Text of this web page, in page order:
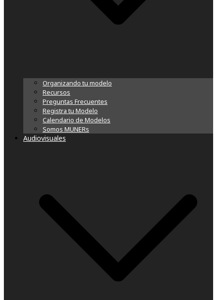
Organizando tu modelo
Recursos
Preguntas Frecuentes
Registra tu Modelo
Calendario de Modelos
Somos MUNERs
Audiovisuales